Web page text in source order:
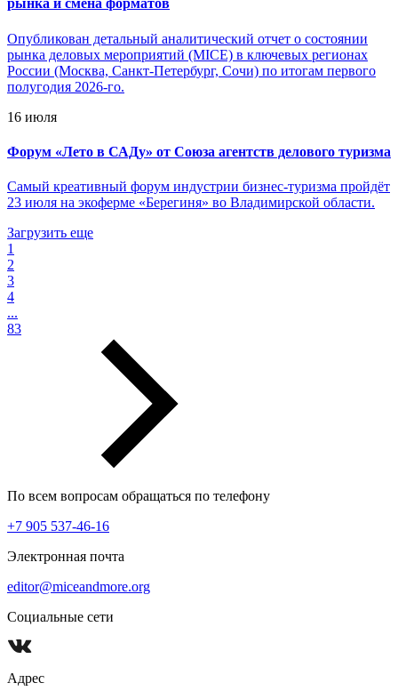
рынка и смена форматов
Опубликован детальный аналитический отчет о состоянии
рынка деловых мероприятий (MICE) в ключевых регионах
России (Москва, Санкт-Петербург, Сочи) по итогам первого
полугодия 2026-го.
16 июля
Форум «Лето в САДу» от Союза агентств делового туризма
Самый креативный форум индустрии бизнес-туризма пройдёт
23 июля на экоферме «Берегиня» во Владимирской области.
Загрузить еще
1
2
3
4
...
83
По всем вопросам обращаться по телефону
+7 905 537-46-16
Электронная почта
editor@miceandmore.org
Социальные сети
Адрес